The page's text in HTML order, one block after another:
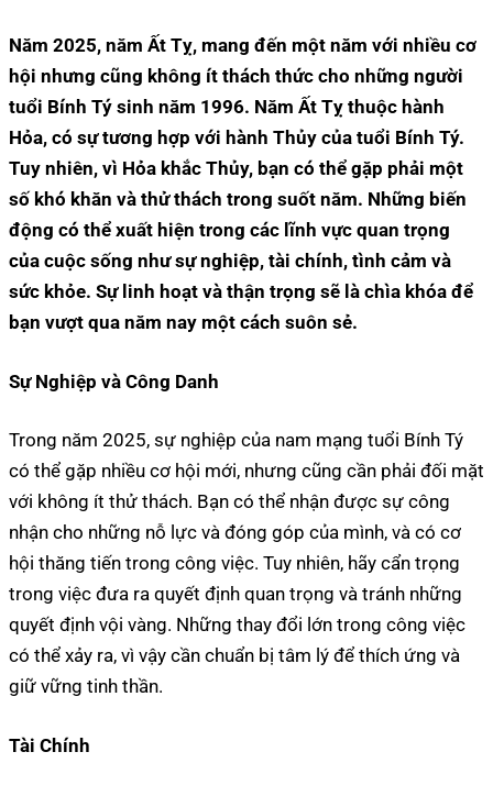
Năm 2025, năm Ất Tỵ, mang đến một năm với nhiều cơ
hội nhưng cũng không ít thách thức cho những người
tuổi Bính Tý sinh năm 1996. Năm Ất Tỵ thuộc hành
Hỏa, có sự tương hợp với hành Thủy của tuổi Bính Tý.
Tuy nhiên, vì Hỏa khắc Thủy, bạn có thể gặp phải một
số khó khăn và thử thách trong suốt năm. Những biến
động có thể xuất hiện trong các lĩnh vực quan trọng
của cuộc sống như sự nghiệp, tài chính, tình cảm và
sức khỏe. Sự linh hoạt và thận trọng sẽ là chìa khóa để
bạn vượt qua năm nay một cách suôn sẻ.
Sự Nghiệp và Công Danh
Trong năm 2025, sự nghiệp của nam mạng tuổi Bính Tý
có thể gặp nhiều cơ hội mới, nhưng cũng cần phải đối mặt
với không ít thử thách. Bạn có thể nhận được sự công
nhận cho những nỗ lực và đóng góp của mình, và có cơ
hội thăng tiến trong công việc. Tuy nhiên, hãy cẩn trọng
trong việc đưa ra quyết định quan trọng và tránh những
quyết định vội vàng. Những thay đổi lớn trong công việc
có thể xảy ra, vì vậy cần chuẩn bị tâm lý để thích ứng và
giữ vững tinh thần.
Tài Chính